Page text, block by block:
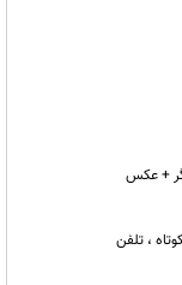
+ عکس
، تلفن